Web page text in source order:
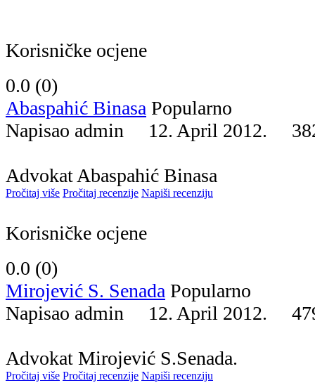
Korisničke ocjene
0.0 (0)
Abaspahić Binasa Popularno
Napisao admin 12. April 2012.
Advokat Abaspahić Binasa
Pročitaj više Pročitaj recenzije Napiši recenziju
Korisničke ocjene
0.0 (0)
Mirojević S. Senada Popularno
Napisao admin 12. April 2012.
Advokat Mirojević S.Senada.
Pročitaj više Pročitaj recenzije Napiši recenziju